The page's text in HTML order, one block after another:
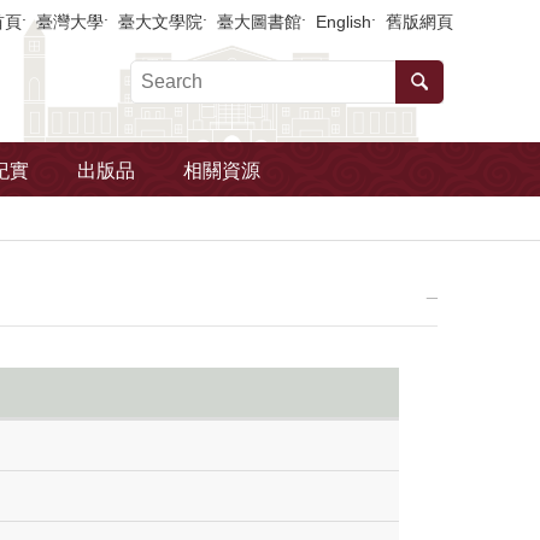
頁 臺灣大學 臺大文學院 臺大圖書館 English 舊版網頁
實 出版品 相關資源